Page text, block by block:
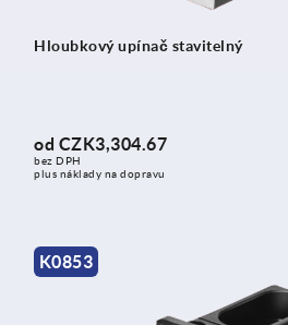
Hloubkový upínač stavitelný
od CZK3,304.67
bez DPH
plus náklady na dopravu
K0853